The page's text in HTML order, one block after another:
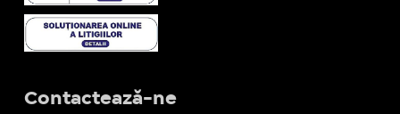
Contactează-ne